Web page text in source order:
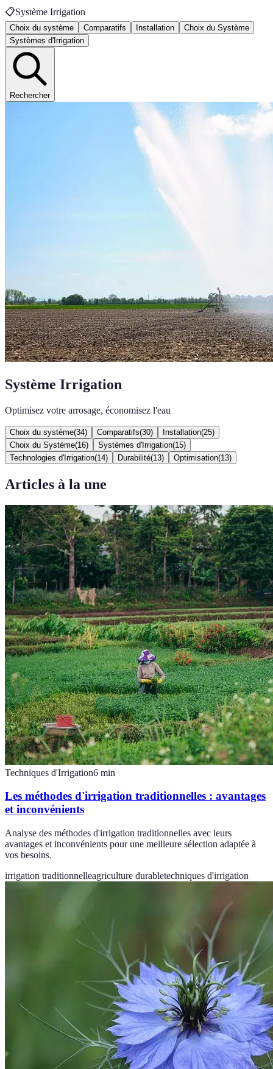
📋Système Irrigation
Choix du système Comparatifs Installation
Choix du Système
Systèmes d'Irrigation
Rechercher
Système Irrigation
Optimisez votre arrosage, économisez l'eau
Choix du système(34) Comparatifs(30) Installation(25)
Choix du Système(16) Systèmes d'Irrigation(15)
Technologies d'Irrigation(14) Durabilité(13) Optimisation(13)
Articles à la une
Techniques d'Irrigation6 min
Les méthodes d'irrigation traditionnelles : avantages
et inconvénients
Analyse des méthodes d'irrigation traditionnelles avec leurs
avantages et inconvénients pour une meilleure sélection adaptée à
vos besoins.
irrigation traditionnelleagriculture durabletechniques d'irrigation